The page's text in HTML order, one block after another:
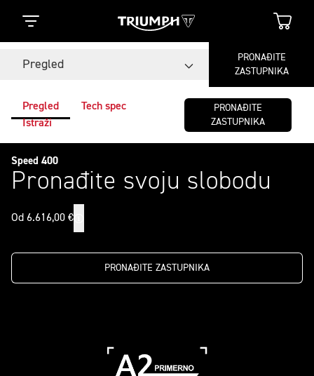
Pregled
PRONAĐITE
ZASTUPNIKA
Pregled
Tech spec
Istraži
PRONAĐITE
ZASTUPNIKA
Speed 400
Pronađite svoju slobodu
Od 6.616,00 €
PRONAĐITE ZASTUPNIKA